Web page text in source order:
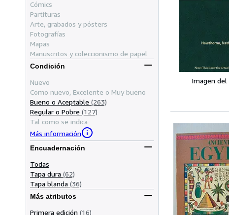
Cómics
Partituras
Arte, grabados y pósters
Fotografías
Mapas
Manuscritos y coleccionismo de papel
Condición
Nuevo
Como nuevo, Excelente o Muy bueno
Bueno o Aceptable (263)
Regular o Pobre (127)
Tal como se indica
Más información
Encuadernación
Todas
Tapa dura (62)
Tapa blanda (36)
Más atributos
Primera edición (16)
Imagen